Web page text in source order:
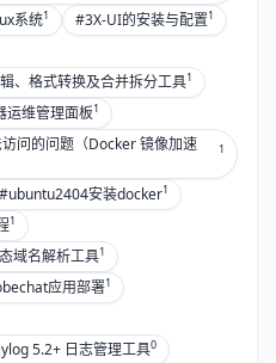
系统1 #3X-UI的安装与配置1
、格式转换及合并拆分工具1
运维管理面板1
问的问题（Docker 镜像加速
1
#ubuntu2404安装docker1
1
域名解析工具1
应用部署1
5.2+ 日志管理工具0